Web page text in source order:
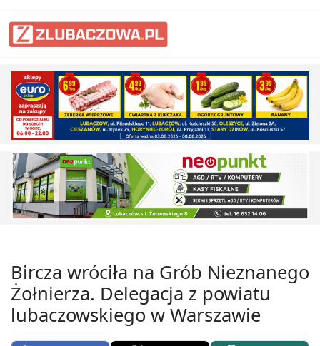
Bircza wróciła na Grób Nieznanego
Żołnierza. Delegacja z powiatu
lubaczowskiego w Warszawie